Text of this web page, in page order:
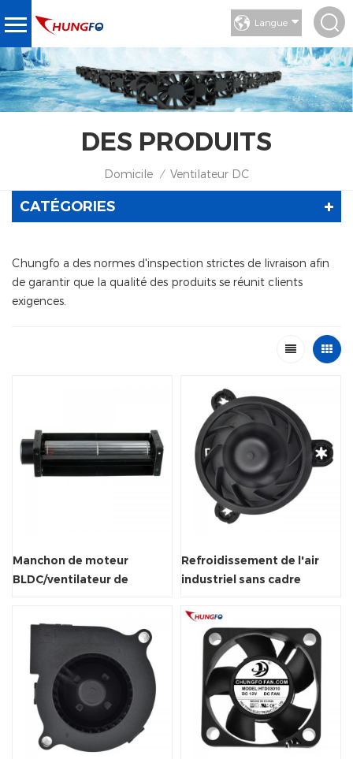
Langue
DES PRODUITS
Domicile / Ventilateur DC
CATÉGORIES
Chungfo a des normes d'inspection strictes de livraison afin
de garantir que la qualité des produits se réunit clients
exigences.
Manchon de moteur
BLDC/ventilateur de
Refroidissement de l'air
industriel sans cadre
d'échappement